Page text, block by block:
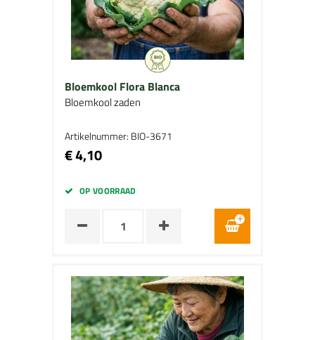
Bloemkool Flora Blanca
Bloemkool zaden
Artikelnummer: BIO-3671
€ 4,10
OP VOORRAAD